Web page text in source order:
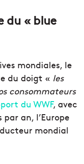
du « blue
mondiales, le
du doigt « les
consommateurs
du WWF, avec
an, l’Europe
mondial